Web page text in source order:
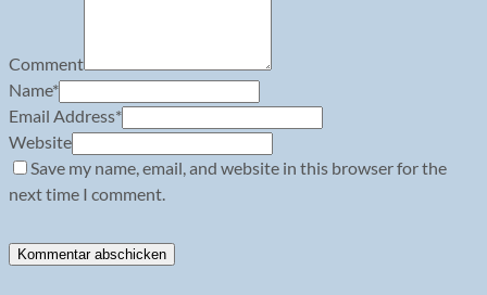
Comment
Name*
Email Address*
Website
Save my name, email, and website in this browser for the
next time I comment.